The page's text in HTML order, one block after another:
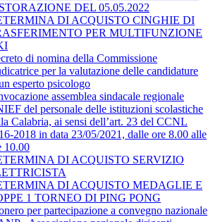
DEL 05.05.2022
DI ACQUISTO CINGHIE DI
PER MULTIFUNZIONE
di nomina della Commissione
per la valutazione delle candidature
esperto psicologo
assemblea sindacale regionale
del personale delle istituzioni scolastiche
Calabria, ai sensi dell’art. 23 del CCNL
2018 in data 23/05/2021, dalle ore 8.00 alle
10.00
DI ACQUISTO SERVIZIO
DI ACQUISTO MEDAGLIE E
1 TORNEO DI PING PONG
per partecipazione a convegno nazionale